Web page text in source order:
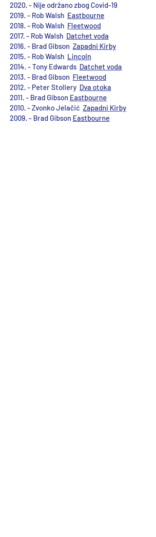
2020. - Nije održano zbog Covid-19
2019. - Rob Walsh Eastbourne
2018. - Rob Walsh Fleetwood
2017. - Rob Walsh Datchet voda
2016. - Brad Gibson Zapadni Kirby
2015. - Rob Walsh Lincoln
2014. - Tony Edwards Datchet voda
2013. - Brad Gibson Fleetwood
2012. - Peter Stollery Dva otoka
2011. - Brad Gibson Eastbourne
2010. - Zvonko Jelačić Zapadni Kirby
2009. - Brad Gibson Eastbourne